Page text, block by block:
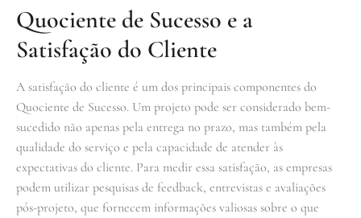
Quociente de Sucesso e a
Satisfação do Cliente
A satisfação do cliente é um dos principais componentes do
Quociente de Sucesso. Um projeto pode ser considerado bem-
sucedido não apenas pela entrega no prazo, mas também pela
qualidade do serviço e pela capacidade de atender às
expectativas do cliente. Para medir essa satisfação, as empresas
podem utilizar pesquisas de feedback, entrevistas e avaliações
pós-projeto, que fornecem informações valiosas sobre o que